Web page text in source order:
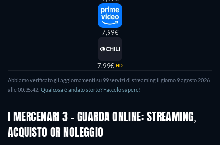
7,99€
7,99€ HD
Abbiamo verificato gli aggiornamenti su 99servizi di streaming il giorno 9 agosto 2026
alle00:35:42 Qualcosa è andato storto? Faccelo sapere!
I MERCENARI 3 - GUARDA ONLINE: STREAMING,
ACQUISTO OR NOLEGGIO